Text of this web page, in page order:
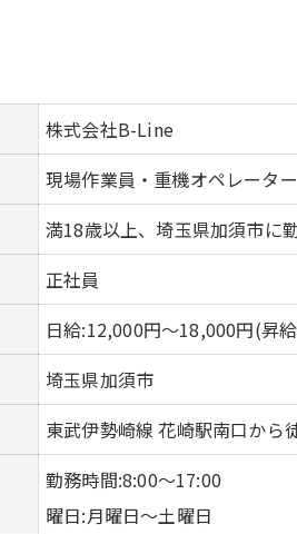
株式会社B-Line
現場作業員・重機オペレータ
満18歳以上、埼玉県加須市に
正社員
日給:12,000円～18,000円(昇
埼玉県加須市
東武伊勢崎線 花崎駅南口から
勤務時間:8:00～17:00
曜日:月曜日～土曜日